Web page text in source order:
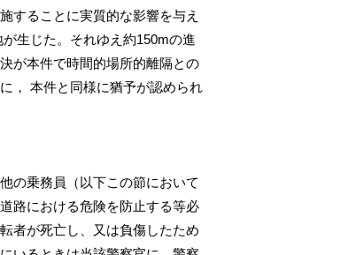
することに実質的な影響を与え
生じた。それゆえ約150mの進
が本件で時間的場所的離隔との
， 本件と同様に猶予が認められ
の乗務員（以下この節において
路における危険を防止する等必
者が死亡し、又は負傷したため